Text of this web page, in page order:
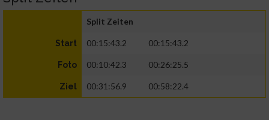
Split Zeiten
Start 00:15:43.2 00:15:43.2
Foto 00:10:42.3 00:26:25.5
Ziel 00:31:56.9 00:58:22.4